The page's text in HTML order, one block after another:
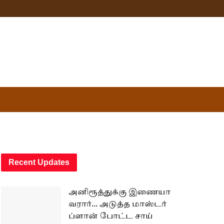
Recent Updates
அனிரூத்துக்கு இணையா
வரார்… அடுத்த மாஸ்டர்
ப்ளான் போட்ட சாய்